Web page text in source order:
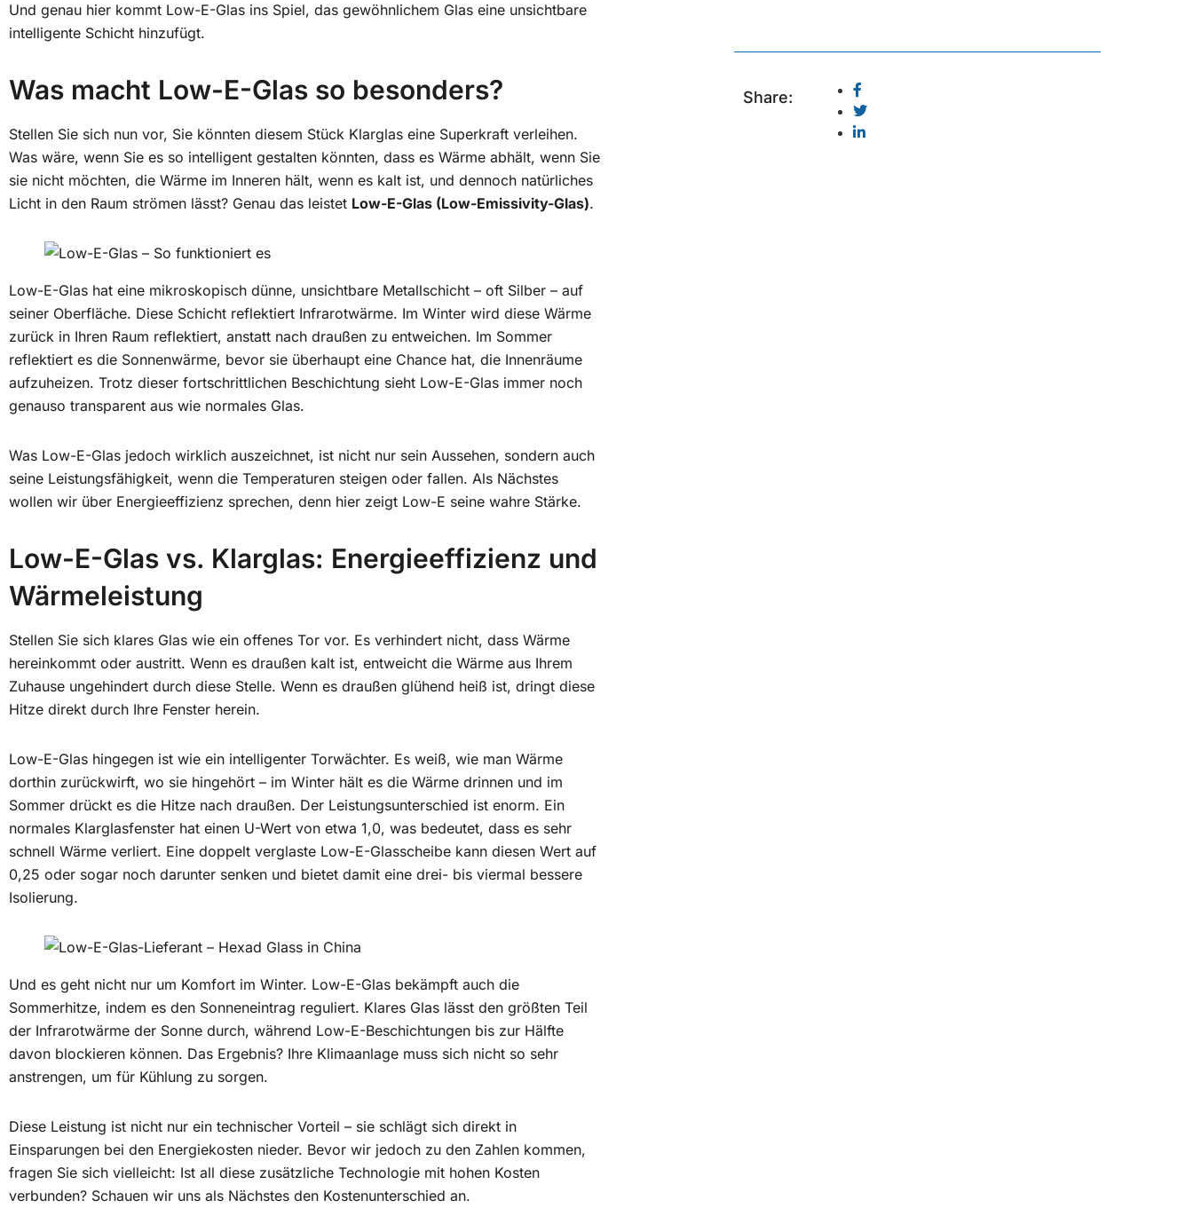
Und genau hier kommt Low-E-Glas ins Spiel, das gewöhnlichem Glas eine unsichtbare
intelligente Schicht hinzufügt.
Was macht Low-E-Glas so besonders?
Stellen Sie sich nun vor, Sie könnten diesem Stück Klarglas eine Superkraft verleihen.
Was wäre, wenn Sie es so intelligent gestalten könnten, dass es Wärme abhält, wenn Sie
sie nicht möchten, die Wärme im Inneren hält, wenn es kalt ist, und dennoch natürliches
Licht in den Raum strömen lässt? Genau das leistet Low-E-Glas (Low-Emissivity-Glas).
Low-E-Glas hat eine mikroskopisch dünne, unsichtbare Metallschicht – oft Silber – auf
seiner Oberfläche. Diese Schicht reflektiert Infrarotwärme. Im Winter wird diese Wärme
zurück in Ihren Raum reflektiert, anstatt nach draußen zu entweichen. Im Sommer
reflektiert es die Sonnenwärme, bevor sie überhaupt eine Chance hat, die Innenräume
aufzuheizen. Trotz dieser fortschrittlichen Beschichtung sieht Low-E-Glas immer noch
genauso transparent aus wie normales Glas.
Was Low-E-Glas jedoch wirklich auszeichnet, ist nicht nur sein Aussehen, sondern auch
seine Leistungsfähigkeit, wenn die Temperaturen steigen oder fallen. Als Nächstes
wollen wir über Energieeffizienz sprechen, denn hier zeigt Low-E seine wahre Stärke.
Low-E-Glas vs. Klarglas: Energieeffizienz und
Wärmeleistung
Stellen Sie sich klares Glas wie ein offenes Tor vor. Es verhindert nicht, dass Wärme
hereinkommt oder austritt. Wenn es draußen kalt ist, entweicht die Wärme aus Ihrem
Zuhause ungehindert durch diese Stelle. Wenn es draußen glühend heiß ist, dringt diese
Hitze direkt durch Ihre Fenster herein.
Low-E-Glas hingegen ist wie ein intelligenter Torwächter. Es weiß, wie man Wärme
dorthin zurückwirft, wo sie hingehört – im Winter hält es die Wärme drinnen und im
Sommer drückt es die Hitze nach draußen. Der Leistungsunterschied ist enorm. Ein
normales Klarglasfenster hat einen U-Wert von etwa 1,0, was bedeutet, dass es sehr
schnell Wärme verliert. Eine doppelt verglaste Low-E-Glasscheibe kann diesen Wert auf
0,25 oder sogar noch darunter senken und bietet damit eine drei- bis viermal bessere
Isolierung.
Und es geht nicht nur um Komfort im Winter. Low-E-Glas bekämpft auch die
Sommerhitze, indem es den Sonneneintrag reguliert. Klares Glas lässt den größten Teil
der Infrarotwärme der Sonne durch, während Low-E-Beschichtungen bis zur Hälfte
davon blockieren können. Das Ergebnis? Ihre Klimaanlage muss sich nicht so sehr
anstrengen, um für Kühlung zu sorgen.
Diese Leistung ist nicht nur ein technischer Vorteil – sie schlägt sich direkt in
Einsparungen bei den Energiekosten nieder. Bevor wir jedoch zu den Zahlen kommen,
fragen Sie sich vielleicht: Ist all diese zusätzliche Technologie mit hohen Kosten
verbunden? Schauen wir uns als Nächstes den Kostenunterschied an.
Share: